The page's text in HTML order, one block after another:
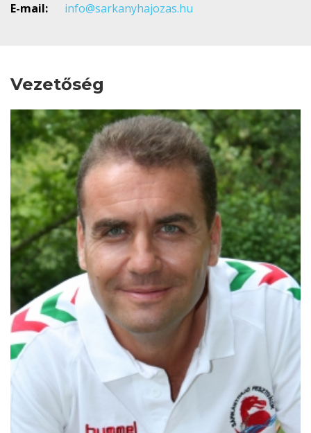
E-mail:
info@sarkanyhajozas.hu
Vezetőség